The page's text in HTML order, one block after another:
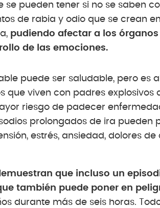
se pueden tener si no se saben
de rabia y odio que se crean
pudiendo afectar a los
de las emociones.
puede ser saludable, pero es
que viven con padres explosivos
riesgo de padecer
prolongados de ira pueden
estrés, ansiedad, dolores
que incluso un
también puede poner en
durante más de seis horas.